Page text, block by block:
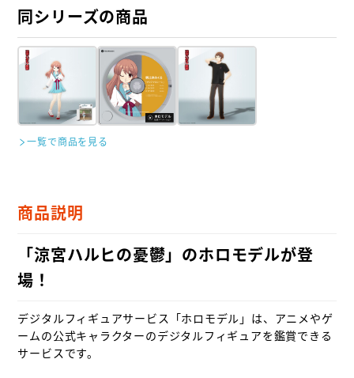
同シリーズの商品
一覧で商品を見る
商品説明
「涼宮ハルヒの憂鬱」のホロモデルが登
場！
デジタルフィギュアサービス「ホロモデル」は、アニメやゲ
ームの公式キャラクターのデジタルフィギュアを鑑賞できる
サービスです。